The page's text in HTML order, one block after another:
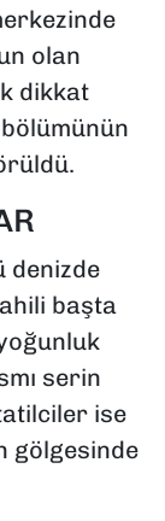
olan
dikkat
denizde
başta
serin
ise
gölgesinde